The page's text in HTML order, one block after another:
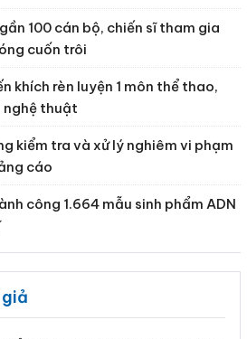
100 cán bộ, chiến sĩ tham gia
cuốn trôi
khích rèn luyện 1 môn thể thao,
nghệ thuật
kiểm tra và xử lý nghiêm vi phạm
cáo
công 1.664 mẫu sinh phẩm ADN